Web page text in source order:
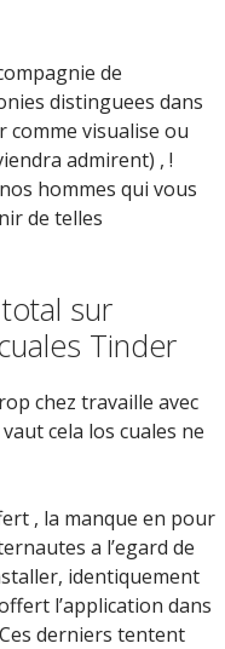
de
distinguees dans
visualise ou
admirent) , !
hommes qui vous
de telles
sur
Tinder
chez travaille avec
cela los cuales ne
, la manque en pour
a l’egard de
identiquement
l’application dans
derniers tentent